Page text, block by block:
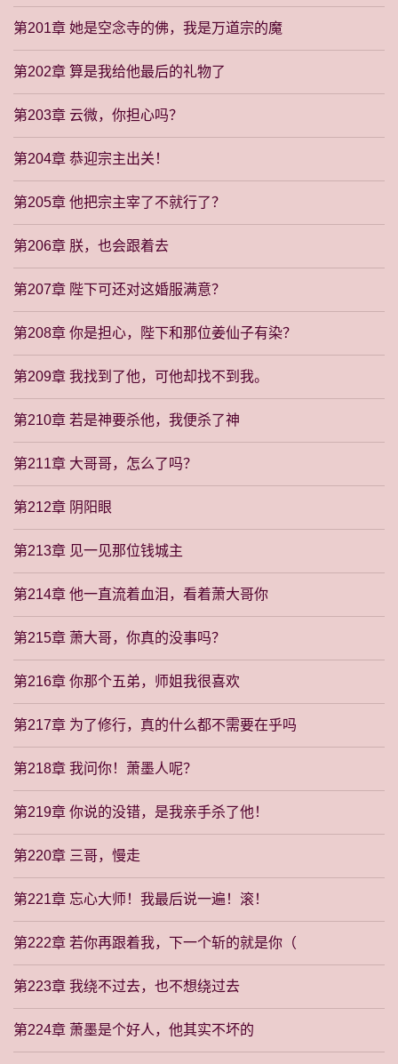
第201章 她是空念寺的佛，我是万道宗的魔
第202章 算是我给他最后的礼物了
第203章 云微，你担心吗？
第204章 恭迎宗主出关！
第205章 他把宗主宰了不就行了？
第206章 朕，也会跟着去
第207章 陛下可还对这婚服满意？
第208章 你是担心，陛下和那位姜仙子有染？
第209章 我找到了他，可他却找不到我。
第210章 若是神要杀他，我便杀了神
第211章 大哥哥，怎么了吗？
第212章 阴阳眼
第213章 见一见那位钱城主
第214章 他一直流着血泪，看着萧大哥你
第215章 萧大哥，你真的没事吗？
第216章 你那个五弟，师姐我很喜欢
第217章 为了修行，真的什么都不需要在乎吗
第218章 我问你！萧墨人呢？
第219章 你说的没错，是我亲手杀了他！
第220章 三哥，慢走
第221章 忘心大师！我最后说一遍！滚！
第222章 若你再跟着我，下一个斩的就是你（
第223章 我绕不过去，也不想绕过去
第224章 萧墨是个好人，他其实不坏的